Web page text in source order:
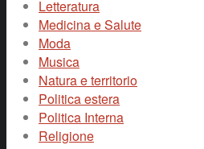
Letteratura
Medicina e Salute
Moda
Musica
Natura e territorio
Politica estera
Politica Interna
Religione